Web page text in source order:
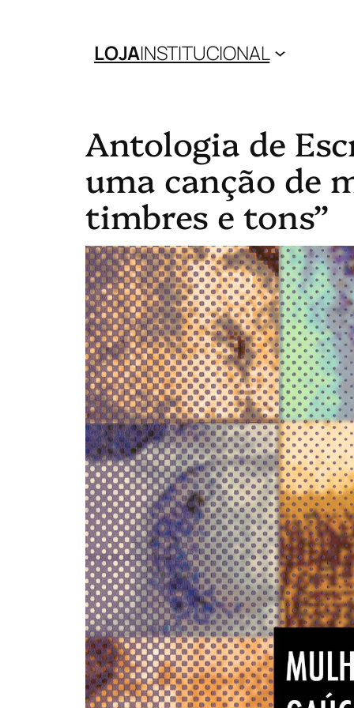
LOJAINSTITUCIONAL
Antologia de
uma canção de
timbres e tons”